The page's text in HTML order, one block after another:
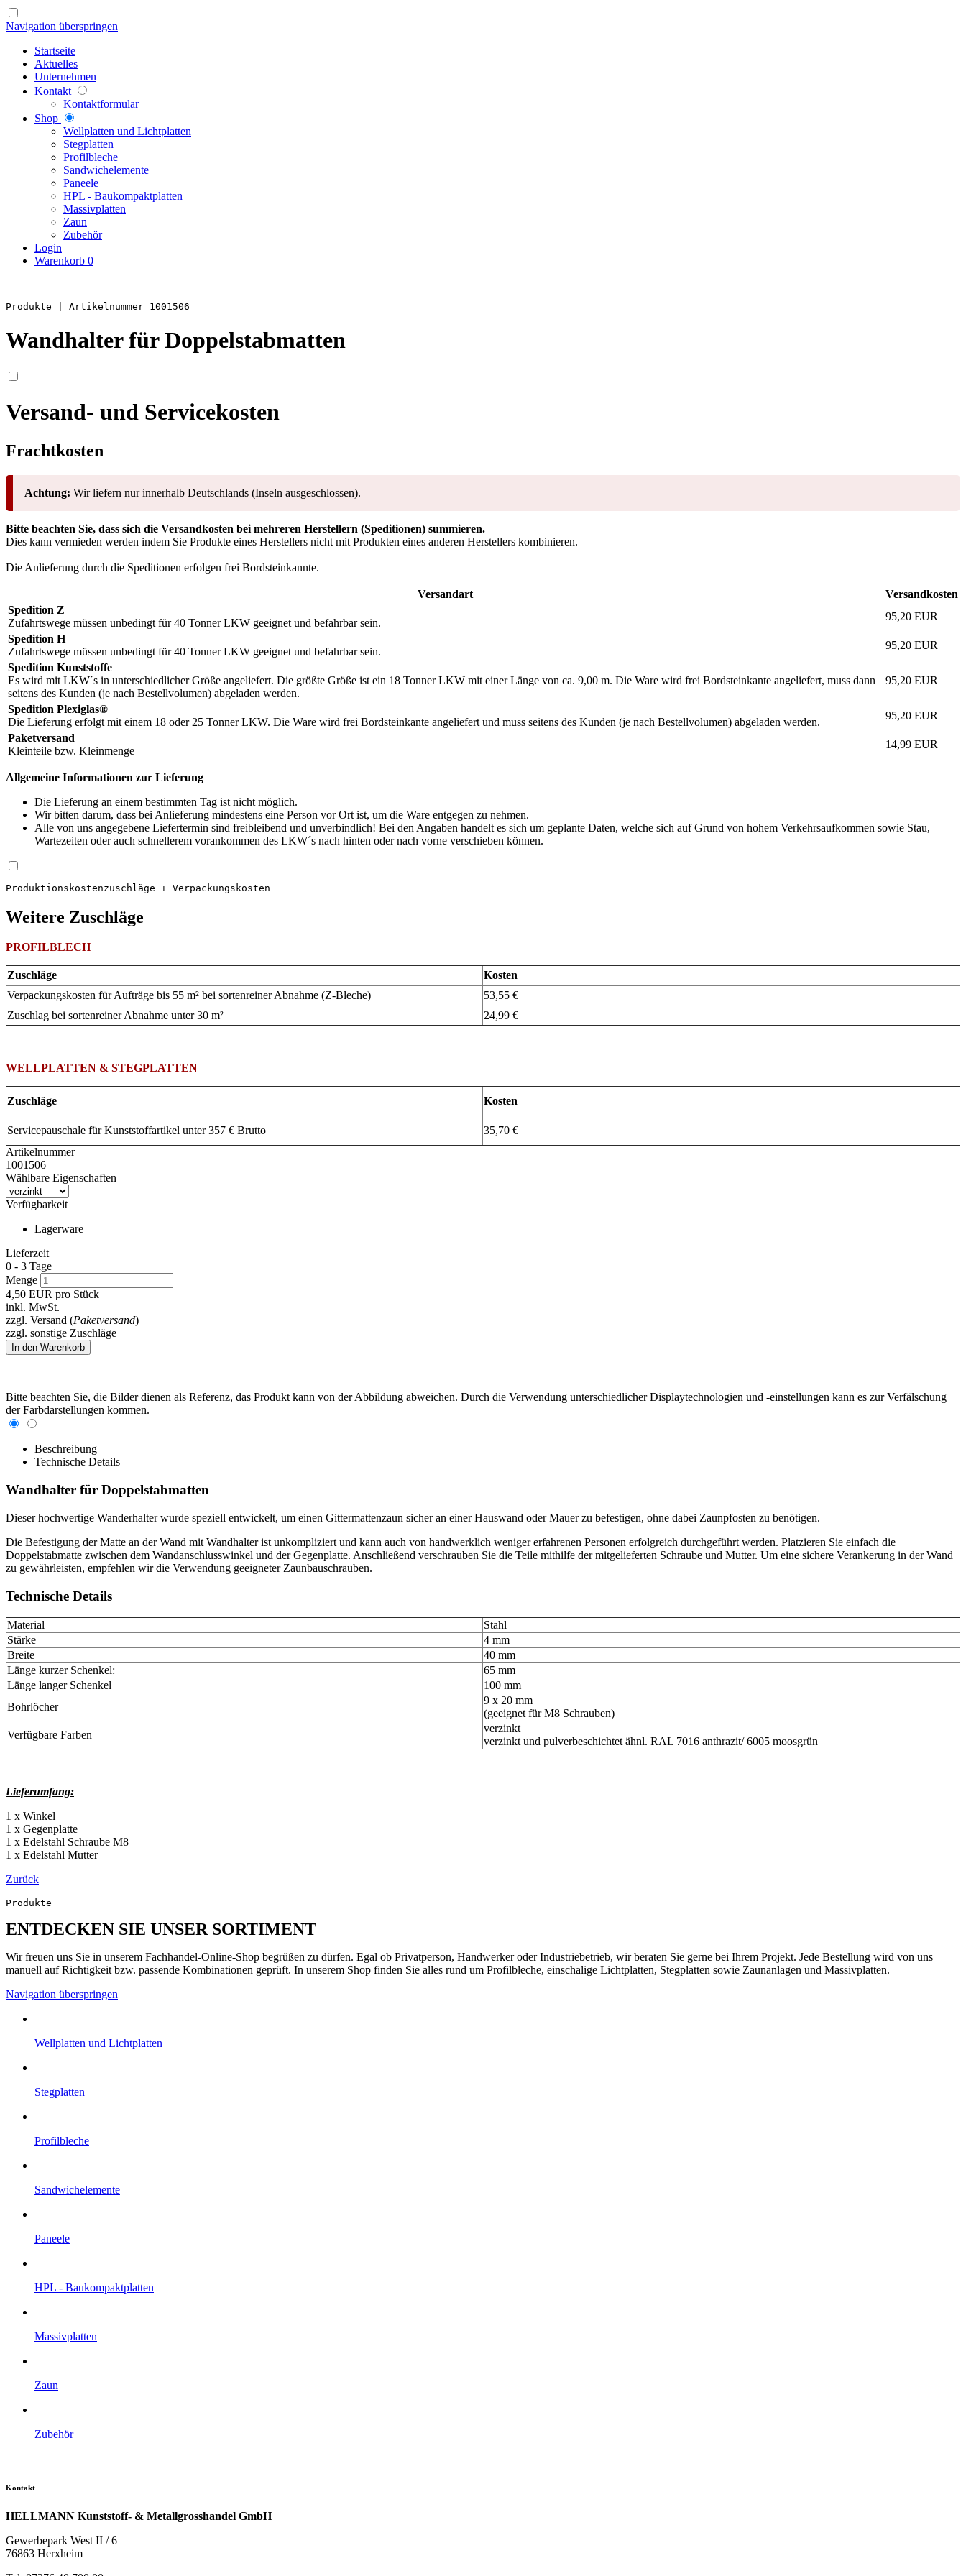
Navigation überspringen
Startseite
Aktuelles
Unternehmen
Kontakt
Kontaktformular
Shop
Well­platten und Licht­platten
Steg­platten
Profil­bleche
Sandwich­elemente
Paneele
HPL - Bau­kompakt­platten
Massiv­platten
Zaun
Zubehör
Login
Warenkorb 0
Produkte | Artikelnummer 1001506
Wandhalter für Doppelstabmatten
Versand- und Servicekosten
Frachtkosten
Achtung: Wir liefern nur innerhalb Deutschlands (Inseln ausgeschlossen).
Bitte beachten Sie, dass sich die Versandkosten bei mehreren Herstellern (Speditionen) summieren.
Dies kann vermieden werden indem Sie Produkte eines Herstellers nicht mit Produkten eines anderen Herstellers kombinieren.
Die Anlieferung durch die Speditionen erfolgen frei Bordsteinkannte.
Versandart
Versandkosten
Spedition Z
Zufahrtswege müssen unbedingt für 40 Tonner LKW geeignet und befahrbar sein.
95,20 EUR
Spedition H
Zufahrtswege müssen unbedingt für 40 Tonner LKW geeignet und befahrbar sein.
95,20 EUR
Spedition Kunststoffe
Es wird mit LKW´s in unterschiedlicher Größe angeliefert. Die größte Größe ist ein 18 Tonner LKW mit einer Länge von ca. 9,00 m. Die Ware wird frei Bordsteinkante angeliefert, muss dann
seitens des Kunden (je nach Bestellvolumen) abgeladen werden.
95,20 EUR
Spedition Plexiglas®
Die Lieferung erfolgt mit einem 18 oder 25 Tonner LKW. Die Ware wird frei Bordsteinkante angeliefert und muss seitens des Kunden (je nach Bestellvolumen) abgeladen werden.
95,20 EUR
Paketversand
Kleinteile bzw. Kleinmenge
14,99 EUR
Allgemeine Informationen zur Lieferung
Die Lieferung an einem bestimmten Tag ist nicht möglich.
Wir bitten darum, dass bei Anlieferung mindestens eine Person vor Ort ist, um die Ware entgegen zu nehmen.
Alle von uns angegebene Liefertermin sind freibleibend und unverbindlich! Bei den Angaben handelt es sich um geplante Daten, welche sich auf Grund von hohem Verkehrsaufkommen sowie Stau,
Wartezeiten oder auch schnellerem vorankommen des LKW´s nach hinten oder nach vorne verschieben können.
Produktions­kosten­zuschläge + Verpackungskosten
Weitere Zuschläge
PROFILBLECH
Zuschläge
Kosten
Verpackungskosten für Aufträge bis 55 m² bei sortenreiner Abnahme (Z-Bleche)
53,55 €
Zuschlag bei sortenreiner Abnahme unter 30 m²
24,99 €
WELLPLATTEN & STEGPLATTEN
Zuschläge Kosten
Servicepauschale für Kunststoffartikel unter 357 € Brutto
35,70 €
Artikelnummer
1001506
Wählbare Eigenschaften
Verfügbarkeit
Lagerware
Lieferzeit
0 - 3 Tage
Menge
4,50 EUR pro Stück
inkl. MwSt.
zzgl. Versand (Paketversand)
zzgl. sonstige Zuschläge
Bitte beachten Sie, die Bilder dienen als Referenz, das Produkt kann von der Abbildung abweichen. Durch die Verwendung unterschiedlicher Displaytechnologien und -einstellungen kann es zur Verfälschung
der Farbdarstellungen kommen.
Beschreibung
Technische Details
Wandhalter für Doppelstabmatten
Dieser hochwertige Wanderhalter wurde speziell entwickelt, um einen Gittermattenzaun sicher an einer Hauswand oder Mauer zu befestigen, ohne dabei Zaunpfosten zu benötigen.
Die Befestigung der Matte an der Wand mit Wandhalter ist unkompliziert und kann auch von handwerklich weniger erfahrenen Personen erfolgreich durchgeführt werden. Platzieren Sie einfach die
Doppelstabmatte zwischen dem Wandanschlusswinkel und der Gegenplatte. Anschließend verschrauben Sie die Teile mithilfe der mitgelieferten Schraube und Mutter. Um eine sichere Verankerung in der Wand
zu gewährleisten, empfehlen wir die Verwendung geeigneter Zaunbauschrauben.
Technische Details
Material
Stahl
Stärke
4 mm
Breite
40 mm
Länge kurzer Schenkel:
65 mm
Länge langer Schenkel
100 mm
Bohrlöcher
9 x 20 mm
(geeignet für M8 Schrauben)
Verfügbare Farben
verzinkt
verzinkt und pulverbeschichtet ähnl. RAL 7016 anthrazit/ 6005 moosgrün
Lieferumfang:
1 x Winkel
1 x Gegenplatte
1 x Edelstahl Schraube M8
1 x Edelstahl Mutter
Zurück
Produkte
ENTDECKEN SIE UNSER SORTIMENT
Wir freuen uns Sie in unserem Fachhandel-Online-Shop begrüßen zu dürfen. Egal ob Privatperson, Handwerker oder Industriebetrieb, wir beraten Sie gerne bei Ihrem Projekt. Jede Bestellung wird von uns
manuell auf Richtigkeit bzw. passende Kombinationen geprüft. In unserem Shop finden Sie alles rund um Profilbleche, einschalige Lichtplatten, Stegplatten sowie Zaunanlagen und Massivplatten.
Navigation überspringen
Well­platten und Licht­platten
Steg­platten
Profil­bleche
Sandwich­elemente
Paneele
HPL - Bau­kompakt­platten
Massiv­platten
Zaun
Zubehör
Kontakt
HELLMANN Kunststoff- & Metallgrosshandel GmbH
Gewerbepark West II / 6
76863 Herxheim